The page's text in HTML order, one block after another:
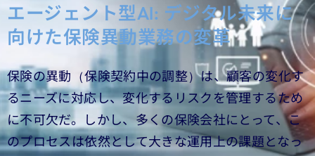
エージェント型AI: デジタル未来に
向けた保険異動業務の変革
保険の異動（保険契約中の調整）は、顧客の変化す
るニーズに対応し、変化するリスクを管理するため
に不可欠だ。しかし、多くの保険会社にとって、こ
のプロセスは依然として大きな運用上の課題となっ